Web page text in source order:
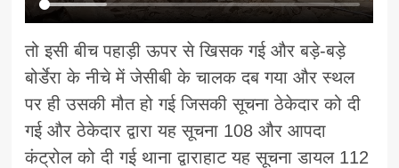
तो इसी बीच पहाड़ी ऊपर से खिसक गई और बड़े-बड़े
बोर्डेरा के नीचे में जेसीबी के चालक दब गया और स्थल
पर ही उसकी मौत हो गई जिसकी सूचना ठेकेदार को दी
गई और ठेकेदार द्वारा यह सूचना 108 और आपदा
कंट्रोल को दी गई थाना द्वाराहाट यह सूचना डायल 112